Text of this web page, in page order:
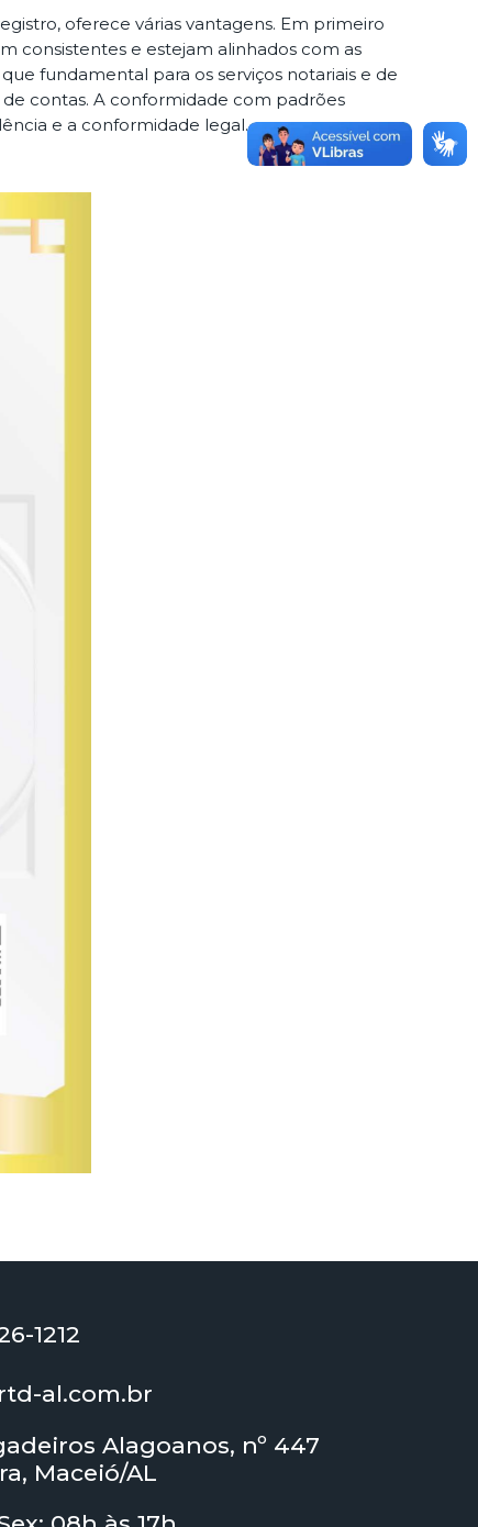
oferece várias vantagens. Em primeiro
consistentes e estejam alinhados com as
fundamental para os serviços notariais e de
contas. A conformidade com padrões
e a conformidade legal.
1212
al.com.br
Alagoanos, nº 447
Maceió/AL